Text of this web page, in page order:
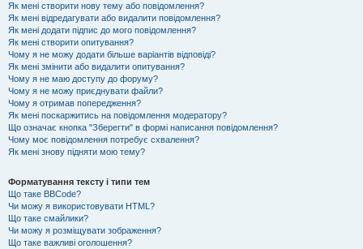
Як мені створити нову тему або повідомлення?
Як мені відредагувати або видалити повідомлення?
Як мені додати підпис до мого повідомлення?
Як мені створити опитування?
Чому я не можу додати більше варіантів відповіді?
Як мені змінити або видалити опитування?
Чому я не маю доступу до форуму?
Чому я не можу приєднувати файли?
Чому я отримав попередження?
Як мені поскаржитись на повідомлення модератору?
Що означає кнопка "Зберегти" в формі написання повідомлення?
Чому моє повідомлення потребує схвалення?
Як мені знову підняти мою тему?
Форматування тексту і типи тем
Що таке BBCode?
Чи можу я використовувати HTML?
Що таке смайлики?
Чи можу я розміщувати зображення?
Що таке важливі оголошення?